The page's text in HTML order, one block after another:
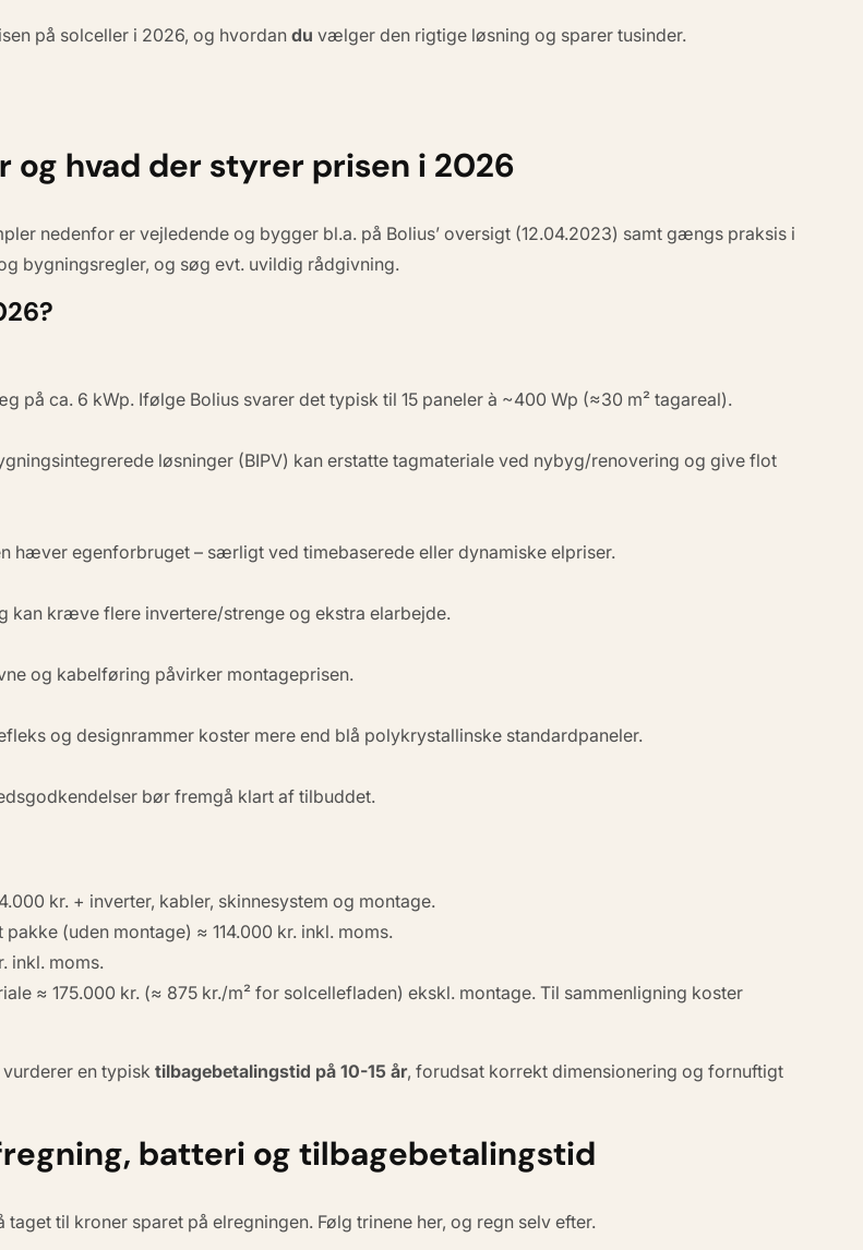
på solceller i 2026, og hvordandu vælger den rigtige løsning og sparer tusinder.
og hvad der styrer prisen i 2026
nedenfor er vejledende og bygger bl.a. på Bolius’ oversigt (12.04.2023) samt gængs praksis i
bygningsregler, og søg evt. uvildig rådgivning.
på ca. 6 kWp. Ifølge Bolius svarer det typisk til 15 paneler à ~400 Wp (≈30 m² tagareal).
løsninger (BIPV) kan erstatte tagmateriale ved nybyg/renovering og give flot
hæver egenforbruget – særligt ved timebaserede eller dynamiske elpriser.
kan kræve flere invertere/strenge og ekstra elarbejde.
og kabelføring påvirker montage­prisen.
og designrammer koster mere end blå polykrystallinske standardpaneler.
bør fremgå klart af tilbuddet.
kr. + inverter, kabler, skinnesystem og montage.
(uden montage) ≈ 114.000 kr. inkl. moms.
inkl. moms.
≈ 175.000 kr. (≈ 875 kr./m² for solcellefladen) ekskl. montage. Til sammenligning koster
en typisk tilbagebetalingstid på 10-15 år, forudsat korrekt dimensionering og fornuftigt
batteri og tilbagebetalingstid
til kroner sparet på elregningen. Følg trinene her, og regn selv efter.